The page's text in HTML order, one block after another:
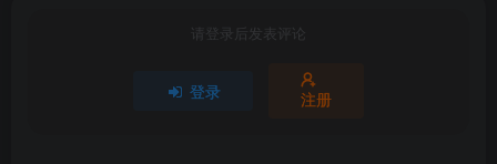
请登录后发表评论
登录 注册